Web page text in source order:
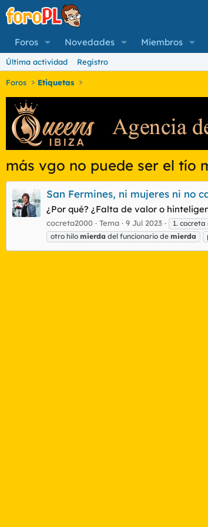
Foros Novedades Miembros
Última actividad Registro
Foros Etiquetas
más vgo no puede ser el tío
San Fermines, ni mujeres ni no
¿Por qué? ¿Falta de valor o
cocreta2000 Tema 9 Jul 2023 1. cocreta
otro hilo mierda del funcionario de mierda